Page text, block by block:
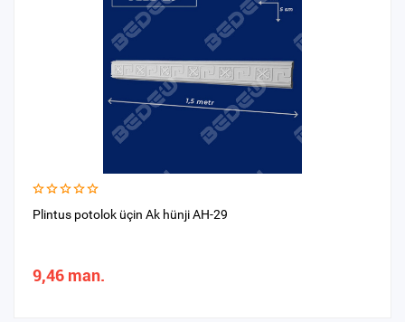
Plintus potolok üçin Ak hünji AH-29
9,46 man.